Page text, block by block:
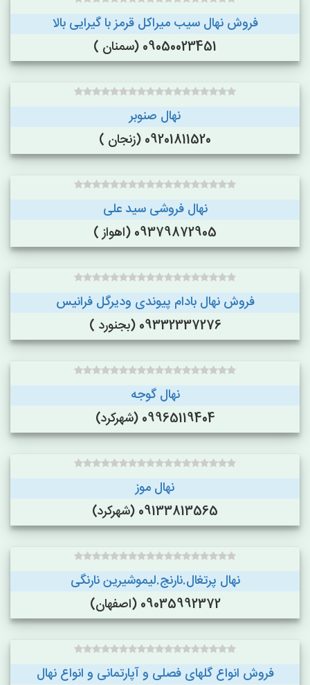
فروش نهال سیب میراکل قرمز با گیرایی بالا
09050023451 (سمنان )
نهال صنوبر
09201811520 (زنجان )
نهال فروشی سید علی
09379872905 (اهواز )
فروش نهال بادام پیوندی ودیرگل فرانیس
09332337276 (بجنورد )
نهال گوجه
09965119404 (شهرکرد)
نهال موز
09133813565 (شهرکرد)
نهال پرتغال.نارنج.لیموشیرین نارنگی
09035992372 (اصفهان)
فروش انواع گلهای فصلی و آپارتمانی و انواع نهال